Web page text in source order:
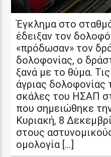
Έγκλημα στο
έδειξαν τον
«πρόδωσαν» τον
δολοφονίας, ο
ξανά με το θύμα.
άγριας
σκάλες του ΗΣΑΠ
που σημειώθηκε
Κυριακή, 8
στους
ομολογία […]